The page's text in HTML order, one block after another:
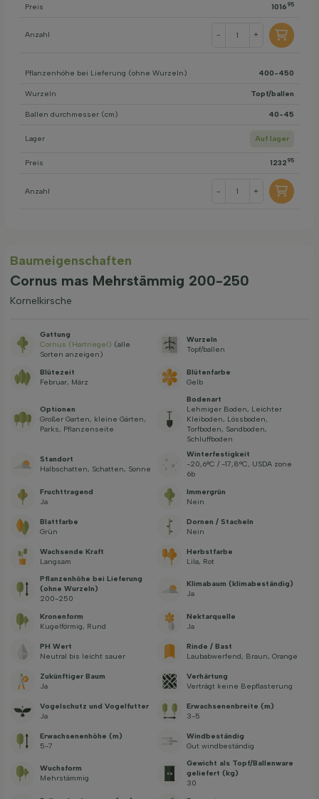
Preis 1016 95
Anzahl - +
Pflanzenhöhe bei Lieferung (ohne Wurzeln) 400-450
Wurzeln Topf/ballen
Ballen durchmesser (cm) 40-45
Lager Auf lager
Preis 1232 95
Anzahl - +
Baum­eigen­schaften
Cornus mas Mehrstämmig 200-250
Kornelkirsche
Gattung
Cornus (Hartriegel) (alle
Sorten anzeigen)
Wurzeln
Topf/ballen
Blütezeit
Februar, März
Blütenfarbe
Gelb
Optionen
Großer Garten, kleine Gärten,
Parks, Pflanzenseite
Bodenart
Lehmiger Boden, Leichter
Kleiboden, Lössboden,
Torfboden, Sandboden,
Schluffboden
Standort
Halbschatten, Schatten, Sonne
Winterfestigkeit
-20,6°C / -17,8°C, USDA zone
6b
Fruchttragend
Ja
Immergrün
Nein
Blattfarbe
Grün
Dornen / Stacheln
Nein
Wachsende Kraft
Langsam
Herbstfarbe
Lila, Rot
Pflanzenhöhe bei Lieferung
(ohne Wurzeln)
200-250
Klimabaum (klimabeständig)
Ja
Kronenform
Kugelförmig, Rund
Nektarquelle
Ja
PH Wert
Neutral bis leicht sauer
Rinde / Bast
Laubabwerfend, Braun, Orange
Zukünftiger Baum
Ja
Verhärtung
Verträgt keine Bepflasterung
Vogelschutz und Vogelfutter
Ja
Erwachsenenbreite (m)
3-5
Erwachsenenhöhe (m)
5-7
Windbeständig
Gut windbeständig
Wuchsform
Mehrstämmig
Gewicht als Topf/Ballenware
geliefert (kg)
30